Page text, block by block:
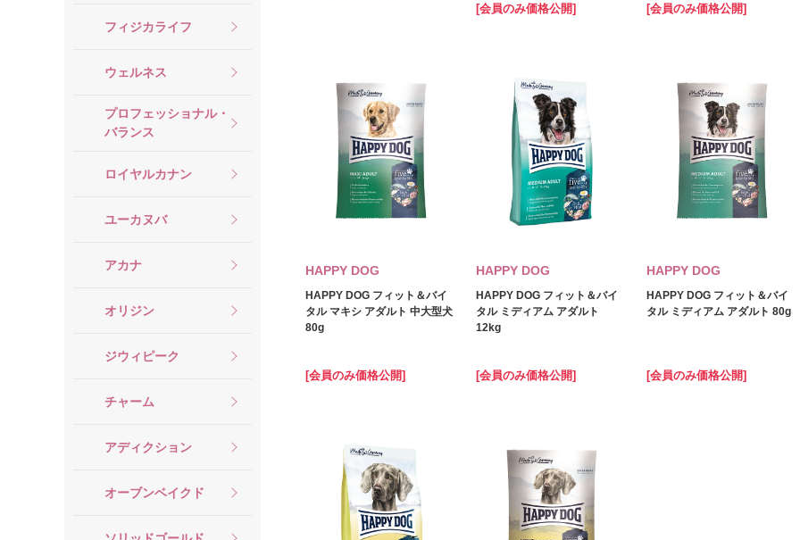
フィジカライフ
ウェルネス
プロフェッショナル・
バランス
ロイヤルカナン
ユーカヌバ
アカナ
オリジン
ジウィピーク
チャーム
アディクション
オーブンベイクド
[会員のみ価格公開] [会員のみ価格公開]
HAPPY DOG
HAPPY DOG フィット＆バイ
タル マキシ アダルト 中大型犬
80g
[会員のみ価格公開]
HAPPY DOG
HAPPY DOG フィット＆バイ
タル ミディアム アダルト
12kg
[会員のみ価格公開]
HAPPY DOG
HAPPY DOG フィット＆バイ
タル ミディアム アダルト 80g
[会員のみ価格公開]